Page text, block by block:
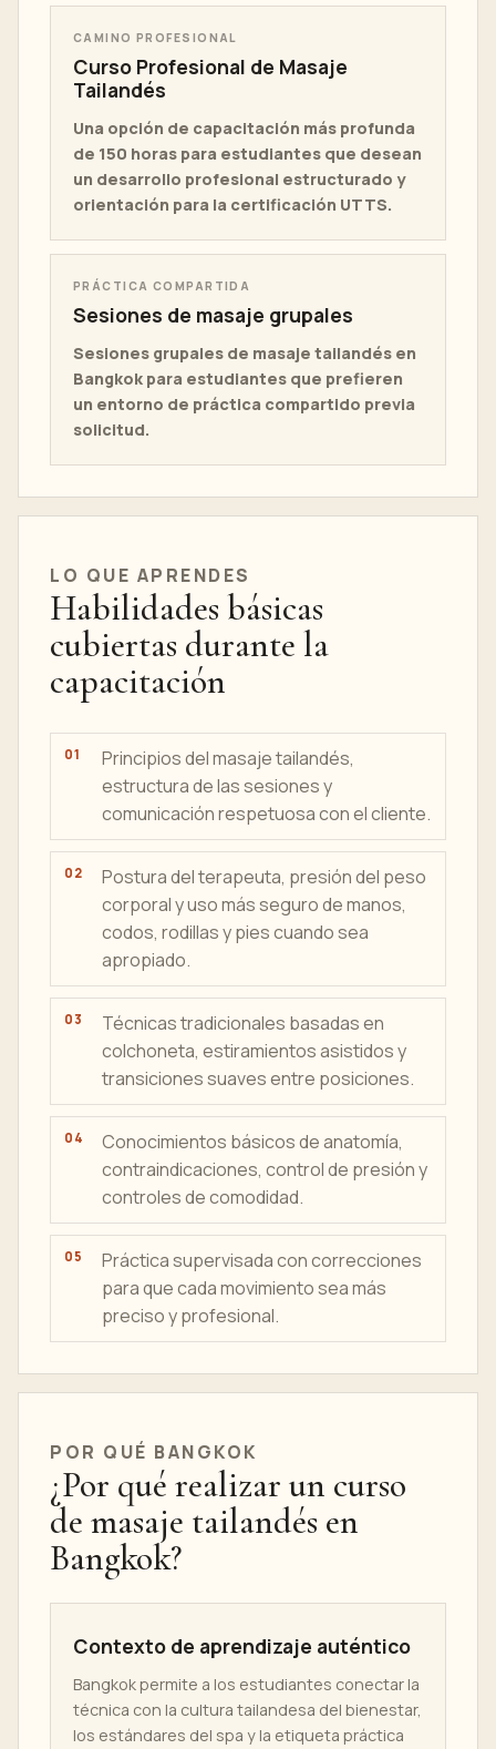
CAMINO PROFESIONAL
Curso Profesional de Masaje
Tailandés
Una opción de capacitación más profunda
de 150 horas para estudiantes que desean
un desarrollo profesional estructurado y
orientación para la certificación UTTS.
PRÁCTICA COMPARTIDA
Sesiones de masaje grupales
Sesiones grupales de masaje tailandés en
Bangkok para estudiantes que prefieren
un entorno de práctica compartido previa
solicitud.
LO QUE APRENDES
Habilidades básicas
cubiertas durante la
capacitación
Principios del masaje tailandés,
estructura de las sesiones y
comunicación respetuosa con el cliente.
Postura del terapeuta, presión del peso
corporal y uso más seguro de manos,
codos, rodillas y pies cuando sea
apropiado.
Técnicas tradicionales basadas en
colchoneta, estiramientos asistidos y
transiciones suaves entre posiciones.
Conocimientos básicos de anatomía,
contraindicaciones, control de presión y
controles de comodidad.
Práctica supervisada con correcciones
para que cada movimiento sea más
preciso y profesional.
POR QUÉ BANGKOK
¿Por qué realizar un curso
de masaje tailandés en
Bangkok?
Contexto de aprendizaje auténtico
Bangkok permite a los estudiantes conectar la
técnica con la cultura tailandesa del bienestar,
los estándares del spa y la etiqueta práctica